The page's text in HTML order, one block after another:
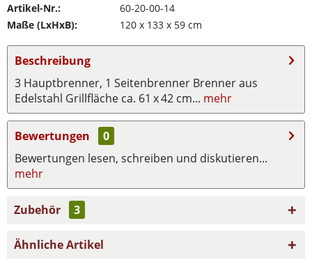
Artikel-Nr.:
60-20-00-14
Maße (LxHxB):
120 x 133 x 59 cm
Beschreibung
3 Hauptbrenner, 1 Seitenbrenner Brenner aus
Edelstahl Grillfläche ca. 61 x 42 cm... mehr
Bewertungen
0
Bewertungen lesen, schreiben und diskutieren...
mehr
Zubehör 3
Ähnliche Artikel